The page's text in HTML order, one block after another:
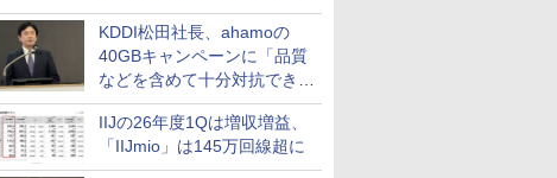
題
KDDI松田社長、ahamoの
40GBキャンペーンに「品質
などを含めて十分対抗でき
る」
IIJの26年度1Qは増収増益、
「IIJmio」は145万回線超に